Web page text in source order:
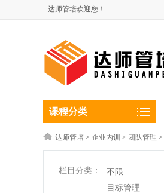
达师管培欢迎您！
课程分类
达师管培 > 企业内训 > 团队管理 >
栏目分类： 不限
目标管理